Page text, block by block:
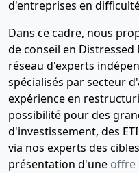
d'entreprises en
Dans ce cadre, nous
de conseil en
réseau d'experts
spécialisés par secteur
expérience en
possibilité pour des
d'investissement, des
via nos experts des
présentation d'une offre